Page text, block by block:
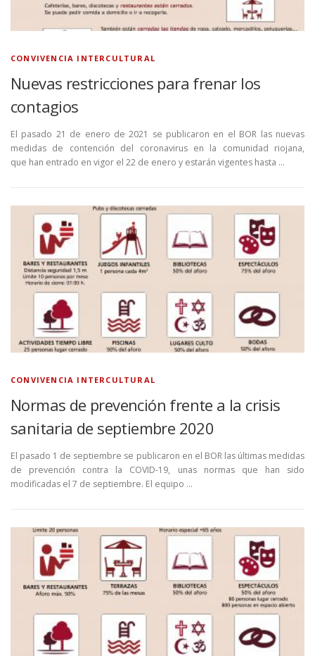
CONVIVENCIA INTERCULTURAL
Nuevas restricciones para frenar los
contagios
El pasado 21 de enero de 2021 se publicaron en el BOR las nuevas
medidas de contención del coronavirus en la comunidad riojana,
que han entrado en vigor el 22 de enero y estarán vigentes hasta …
CONVIVENCIA INTERCULTURAL
Normas de prevención frente a la crisis
sanitaria de septiembre 2020
El pasado 1 de septiembre se publicaron en el BOR las últimas medidas
de prevención contra la COVID-19, unas normas que han sido
modificadas el 7 de septiembre. El equipo …